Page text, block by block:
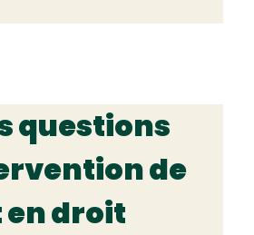
questions
de
droit